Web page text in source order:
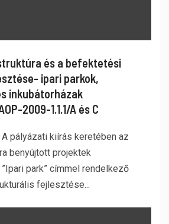
és a befektetési
ipari parkok,
inkubátorházak
2009-1.1.1/A és C
pályázati kiírás keretében az
benyújtott projektek
park” címmel rendelkező
fejlesztése...